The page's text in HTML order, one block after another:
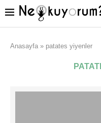
Anasayfa » patates yiyenler